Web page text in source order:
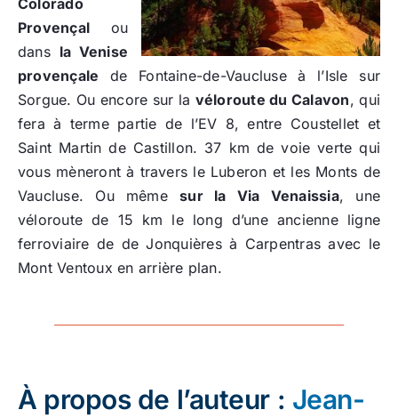
Colorado
Provençal ou
dans la Venise
provençale de Fontaine-de-Vaucluse à l’Isle sur
Sorgue. Ou encore sur la véloroute du Calavon, qui
fera à terme partie de l’EV 8, entre Coustellet et
Saint Martin de Castillon. 37 km de voie verte qui
vous mèneront à travers le Luberon et les Monts de
Vaucluse. Ou mêmesur la Via Venaissia, une
véloroute de 15 km le long d’une ancienne ligne
ferroviaire de de Jonquières à Carpentras avec le
Mont Ventoux en arrière plan.
À propos de l’auteur : Jean-